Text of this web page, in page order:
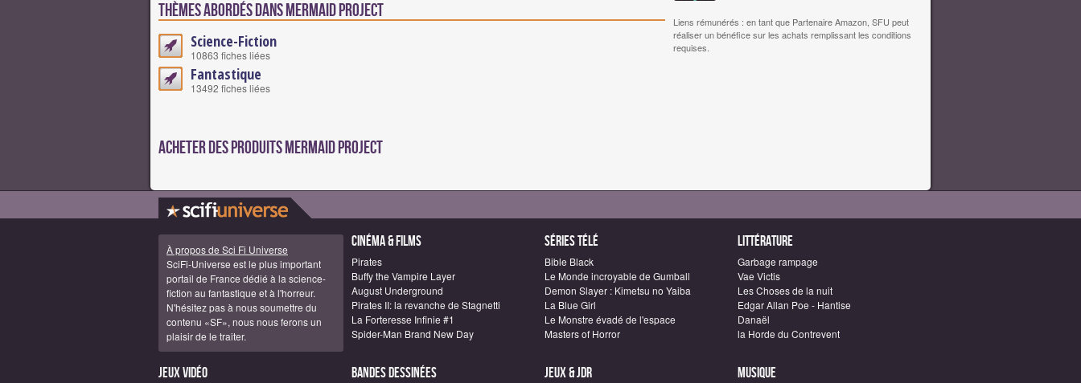
Thèmes abordés dans Mermaid Project
Science-Fiction
10863 fiches liées
Fantastique
13492 fiches liées
Acheter des produits Mermaid Project
Liens rémunérés : en tant que Partenaire Amazon, SFU peut
réaliser un bénéfice sur les achats remplissant les conditions
requises.
À propos de Sci Fi Universe
SciFi-Universe est le plus important
portail de France dédié à la science-
fiction au fantastique et à l'horreur.
N'hésitez pas à nous soumettre du
contenu «SF», nous nous ferons un
plaisir de le traiter.
Cinéma & Films
Pirates
Buffy the Vampire Layer
August Underground
Pirates II: la revanche de Stagnetti
La Forteresse Infinie #1
Spider-Man Brand New Day
Séries télé
Bible Black
Le Monde incroyable de Gumball
Demon Slayer : Kimetsu no Yaiba
La Blue Girl
Le Monstre évadé de l'espace
Masters of Horror
Littérature
Garbage rampage
Vae Victis
Les Choses de la nuit
Edgar Allan Poe - Hantise
Danaël
la Horde du Contrevent
Jeux vidéo Bandes dessinées Jeux & JDR Musique